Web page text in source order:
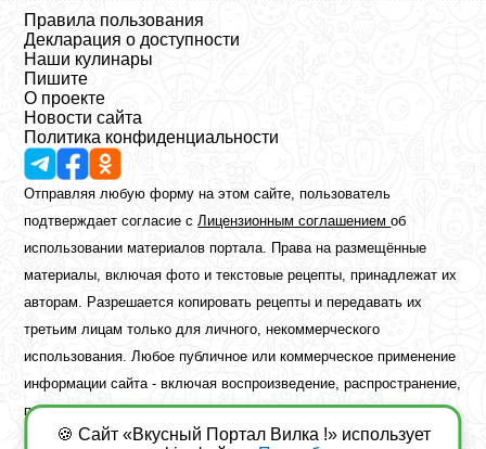
Правила пользования
Декларация о доступности
Наши кулинары
Пишите
О проекте
Новости сайта
Политика конфиденциальности
Отправляя любую форму на этом сайте, пользователь
подтверждает согласие сЛицензионным соглашениемоб
использовании материалов портала. Права на размещённые
материалы, включая фото и текстовые рецепты, принадлежат их
авторам. Разрешается копировать рецепты и передавать их
третьим лицам только для личного, некоммерческого
использования. Любое публичное или коммерческое применение
информации сайта - включая воспроизведение, распространение,
публикацию или обработку - возможно лишь при наличии
предварительного письменного разрешения правообладателя.
🍪 Сайт «Вкусный Портал Вилка !» использует